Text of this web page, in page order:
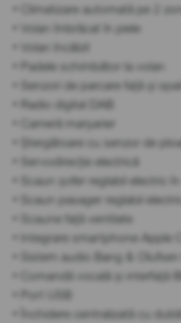
• Climatizare automată pe 2
• Volan îmbrăcat în piele
• Volan încălzit
• Padele schimbător la volan
• Senzori de parcare față și
• Radio digital DAB
• Cameră marșarier
• Ștergătoare cu senzor de
• Servodirecție electrică
• Scaun șofer reglabil electric
• Scaun pasager reglabil electric
• Scaune față ventilate
• Integrare smartphone Apple
• Sistem audio Bang & Olufsen
• Comandă vocală și interfață
• Port USB
• Închidere centralizată cu